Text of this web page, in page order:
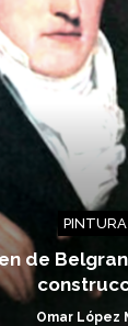
PINTURA
de
Omar López